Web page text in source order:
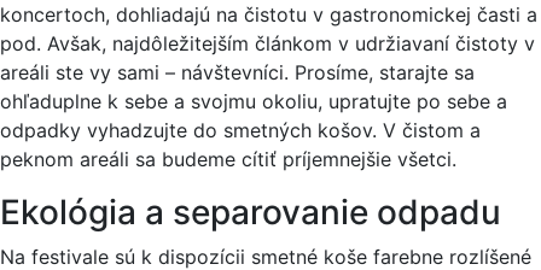
koncertoch, dohliadajú na čistotu v gastronomickej časti a
pod. Avšak, najdôležitejším článkom v udržiavaní čistoty v
areáli ste vy sami – návštevníci. Prosíme, starajte sa
ohľaduplne k sebe a svojmu okoliu, upratujte po sebe a
odpadky vyhadzujte do smetných košov. V čistom a
peknom areáli sa budeme cítiť príjemnejšie všetci.
Ekológia a separovanie odpadu
Na festivale sú k dispozícii smetné koše farebne rozlíšené